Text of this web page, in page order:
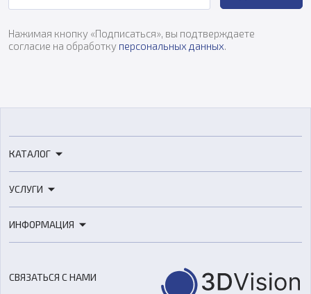
Нажимая кнопку «Подписаться», вы подтверждаете
согласие на обработку персональных данных
КАТАЛОГ
3D-сканеры
Расходные материалы
Оборудование и материалы для вакуумного литья
Аксессуары и прочее оборудование
УСЛУГИ
3D-моделирование
ИНФОРМАЦИЯ
СВЯЗАТЬСЯ С НАМИ